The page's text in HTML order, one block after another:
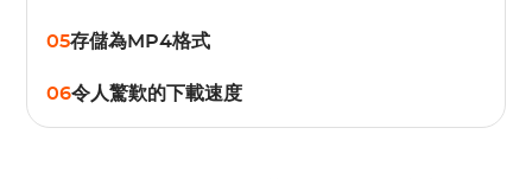
05存儲為MP4格式
06令人驚歎的下載速度